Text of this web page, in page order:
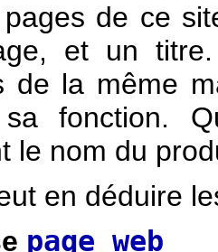
de ce
et un
de la même
fonction.
le nom du
en déduire
page_web